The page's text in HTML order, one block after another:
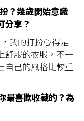
？幾歲開始意識
分享？
我的打扮心得是
舒服的衣服，不一
自己的風格比較重
最喜歡收藏的？為